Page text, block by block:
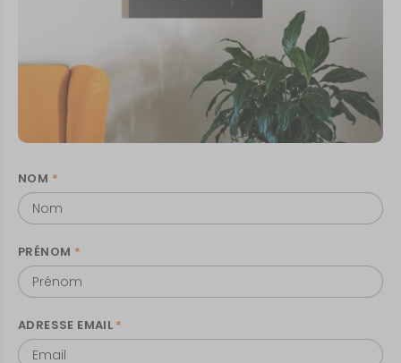
NOM *
PRÉNOM *
ADRESSE EMAIL *